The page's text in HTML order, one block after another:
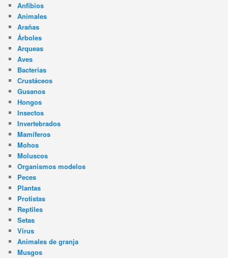
Anfibios
Animales
Arañas
Árboles
Arqueas
Aves
Bacterias
Crustáceos
Gusanos
Hongos
Insectos
Invertebrados
Mamíferos
Mohos
Moluscos
Organismos modelos
Peces
Plantas
Protistas
Reptiles
Setas
Virus
Animales de granja
Musgos